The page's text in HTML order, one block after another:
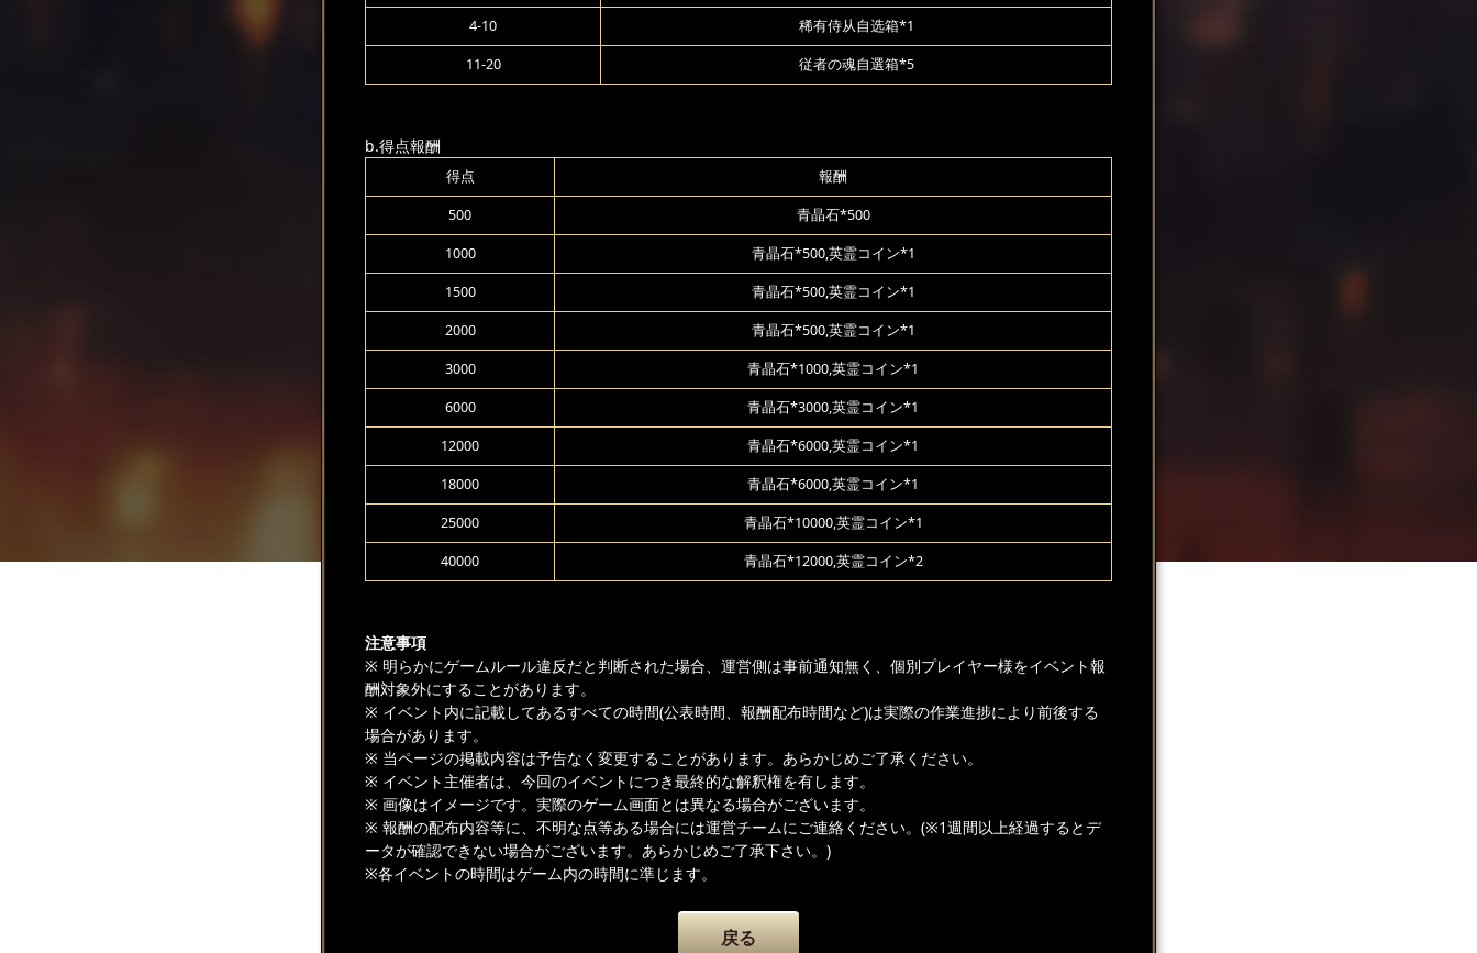
4-10 稀有侍从自选箱*1
11-20 従者の魂自選箱*5
b.得点報酬
得点 報酬
500 青晶石*500
1000 青晶石*500,英霊コイン*1
1500 青晶石*500,英霊コイン*1
2000 青晶石*500,英霊コイン*1
3000 青晶石*1000,英霊コイン*1
6000 青晶石*3000,英霊コイン*1
12000 青晶石*6000,英霊コイン*1
18000 青晶石*6000,英霊コイン*1
25000 青晶石*10000,英霊コイン*1
40000 青晶石*12000,英霊コイン*2
注意事項
※ 明らかにゲームルール違反だと判断された場合、運営側は事前通知無く、個別プレイヤー様をイベント報
酬対象外にすることがあります。
※ イベント内に記載してあるすべての時間(公表時間、報酬配布時間など)は実際の作業進捗により前後する
場合があります。
※ 当ページの掲載内容は予告なく変更することがあります。あらかじめご了承ください。
※ イベント主催者は、今回のイベントにつき最終的な解釈権を有します。
※ 画像はイメージです。実際のゲーム画面とは異なる場合がございます。
※ 報酬の配布内容等に、不明な点等ある場合には運営チームにご連絡ください。(※1週間以上経過するとデ
ータが確認できない場合がございます。あらかじめご了承下さい。)
※各イベントの時間はゲーム内の時間に準じます。
戻る